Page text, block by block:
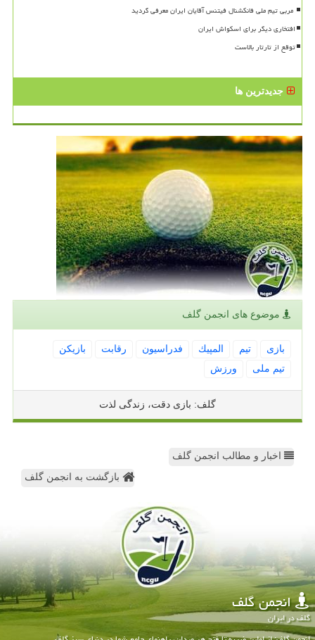
افتخاری دیگر برای اسکواش ایران
توقع از تارتار بالاست
جدیدترین ها
موضوع های انجمن گلف
بازی تیم المپیك فدراسیون رقابت
بازیكن
تیم ملی
ورزش
گلف: بازی دقت، زندگی لذت
اخبار و مطالب انجمن گلف
بازگشت به انجمن گلف
انجمن گلف
گلف در ایران